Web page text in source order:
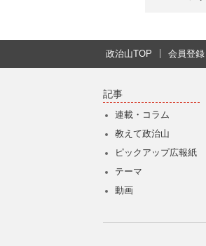
政治山TOP 会員登録
記事
連載・コラム
教えて政治山
ピックアップ広報紙
テーマ
動画